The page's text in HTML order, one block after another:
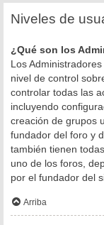
Niveles de
¿Qué son los
Los
nivel de control
controlar todas las
incluyendo
creación de grupos
fundador del foro y
también tienen
uno de los foros,
por el fundador del
Arriba